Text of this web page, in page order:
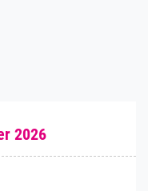
2026